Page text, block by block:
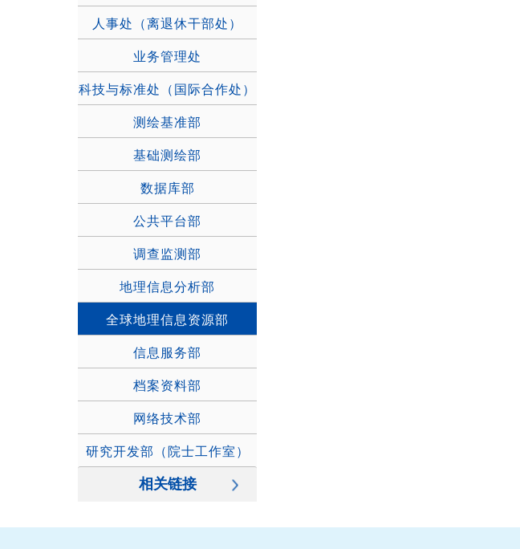
人事处（离退休干部处）
业务管理处
科技与标准处（国际合作处）
测绘基准部
基础测绘部
数据库部
公共平台部
调查监测部
地理信息分析部
全球地理信息资源部
信息服务部
档案资料部
网络技术部
研究开发部（院士工作室）
相关链接